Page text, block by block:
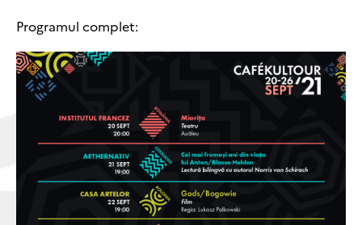
Programul complet: